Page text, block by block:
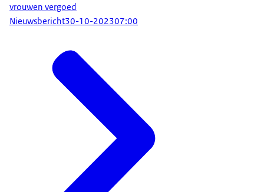
vrouwen vergoed
Nieuwsbericht30-10-202307:00